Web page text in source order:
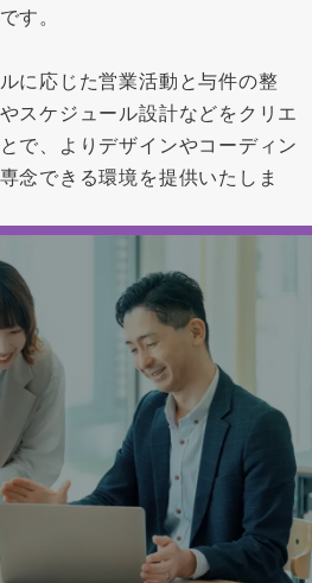
す。
に応じた営業活動と与件の整
スケジュール設計などをクリエ
で、よりデザインやコーディン
念できる環境を提供いたしま